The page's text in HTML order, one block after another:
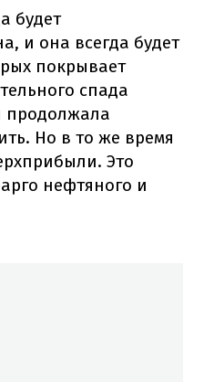
будет
и она всегда будет
покрывает
спада
продолжала
Но в то же время
Это
нефтяного и